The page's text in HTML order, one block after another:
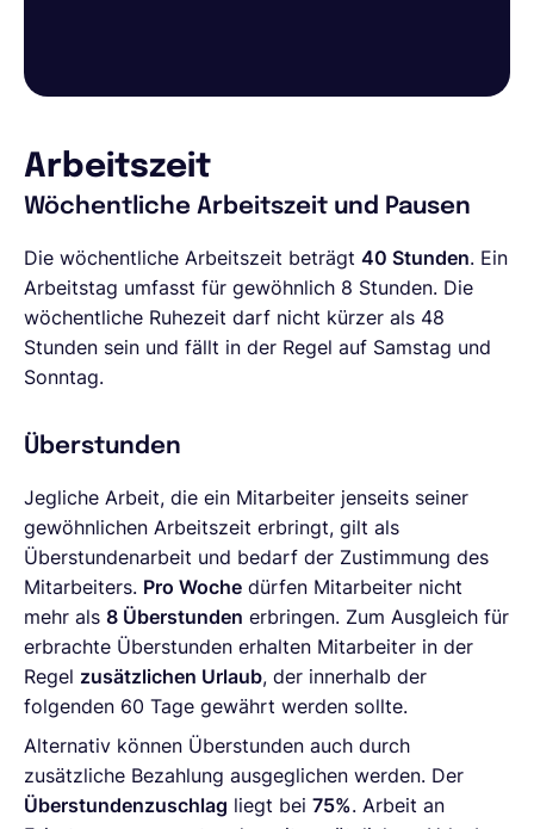
Arbeitszeit
Wöchentliche Arbeitszeit und Pausen
Die wöchentliche Arbeitszeit beträgt 40 Stunden. Ein
Arbeitstag umfasst für gewöhnlich 8 Stunden. Die
wöchentliche Ruhezeit darf nicht kürzer als 48
Stunden sein und fällt in der Regel auf Samstag und
Sonntag.
Überstunden
Jegliche Arbeit, die ein Mitarbeiter jenseits seiner
gewöhnlichen Arbeitszeit erbringt, gilt als
Überstundenarbeit und bedarf der Zustimmung des
Mitarbeiters. Pro Woche dürfen Mitarbeiter nicht
mehr als 8 Überstunden erbringen. Zum Ausgleich für
erbrachte Überstunden erhalten Mitarbeiter in der
Regel zusätzlichen Urlaub, der innerhalb der
folgenden 60 Tage gewährt werden sollte.
Alternativ können Überstunden auch durch
zusätzliche Bezahlung ausgeglichen werden. Der
Überstundenzuschlag liegt bei 75%. Arbeit an